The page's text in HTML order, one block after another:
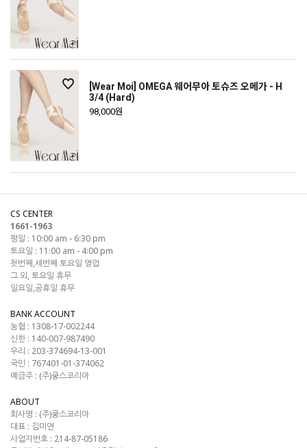
[Wear Moi] OMEGA 웨어무아 토슈즈 오메가 - H
3/4 (Hard)
98,000원
CS CENTER
1661-1963
평일 : 10:00 am - 6:30 pm
토요일 : 11:00 am - 4:00 pm
첫번째,세번째 토요일 영업
그 외, 토요일 휴무
일요일,공휴일 휴무
BANK ACCOUNT
농협 : 1308-17-002244
신한 : 140-007-987490
우리 : 203-374694-13-001
국민 : 767401-01-374062
예금주 : (주)쿵스코리아
ABOUT
회사명 : (주)쿵스코리아
대표 : 김미연
사업자번호 : 214-87-05186